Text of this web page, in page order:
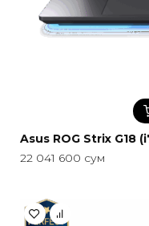
Asus ROG Strix G18
22 041 600 сум